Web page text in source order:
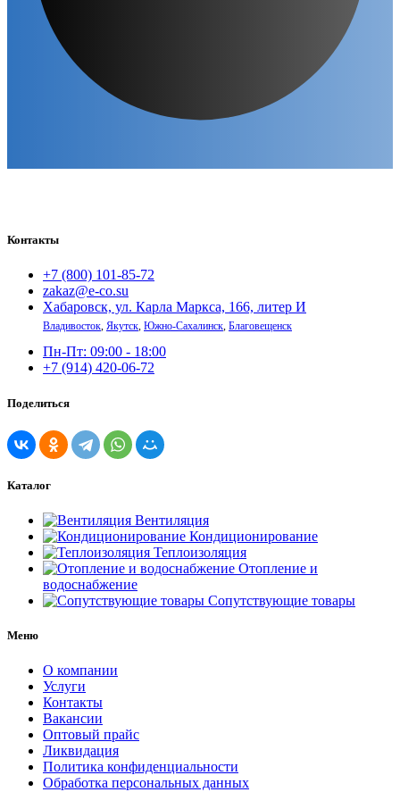
Контакты
+7 (800) 101-85-72
zakaz@e-co.su
Хабаровск, ул. Карла Маркса, 166, литер И
Владивосток, Якутск, Южно-Сахалинск, Благовещенск
Пн-Пт: 09:00 - 18:00
+7 (914) 420-06-72
Поделиться
Каталог
Вентиляция
Кондиционирование
Теплоизоляция
Отопление и
водоснабжение
Сопутствующие товары
Меню
О компании
Услуги
Контакты
Вакансии
Оптовый прайс
Ликвидация
Политика конфиденциальности
Обработка персональных данных